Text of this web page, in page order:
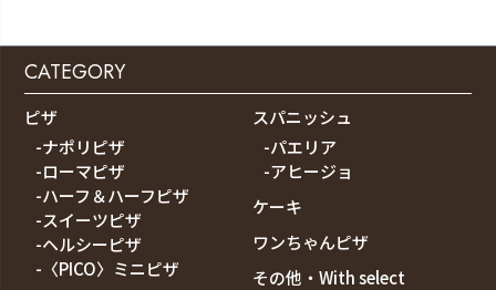
CATEGORY
ピザ
-ナポリピザ
-ローマピザ
-ハーフ＆ハーフピザ
-スイーツピザ
-ヘルシーピザ
-〈PICO〉ミニピザ
スパニッシュ
-パエリア
-アヒージョ
ケーキ
ワンちゃんピザ
その他・With select